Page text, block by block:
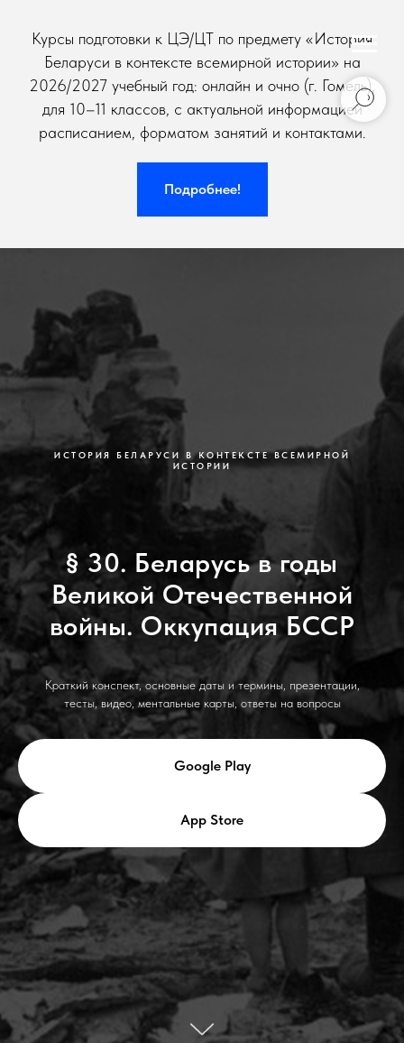
Курсы подготовки к ЦЭ/ЦТ по предмету «История
Беларуси в контексте всемирной истории» на
2026/2027 учебный год: онлайн и очно (г. Гомель),
для 10–11 классов, с актуальной информацией
расписанием, форматом занятий и контактами.
Подробнее!
ИСТОРИЯ БЕЛАРУСИ В КОНТЕКСТЕ ВСЕМИРНОЙ
ИСТОРИИ
§ 30. Беларусь в годы
Великой Отечественной
войны. Оккупация БССР
Краткий конспект, основные даты и термины, презентации,
тесты, видео, ментальные карты, ответы на вопросы
Google Play
App Store